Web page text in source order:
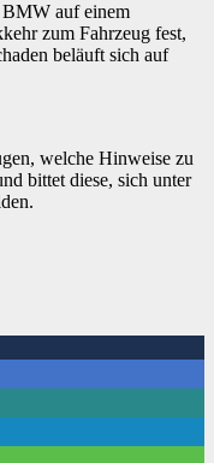
auf einem
zum Fahrzeug fest,
beläuft sich auf
welche Hinweise zu
bittet diese, sich unter